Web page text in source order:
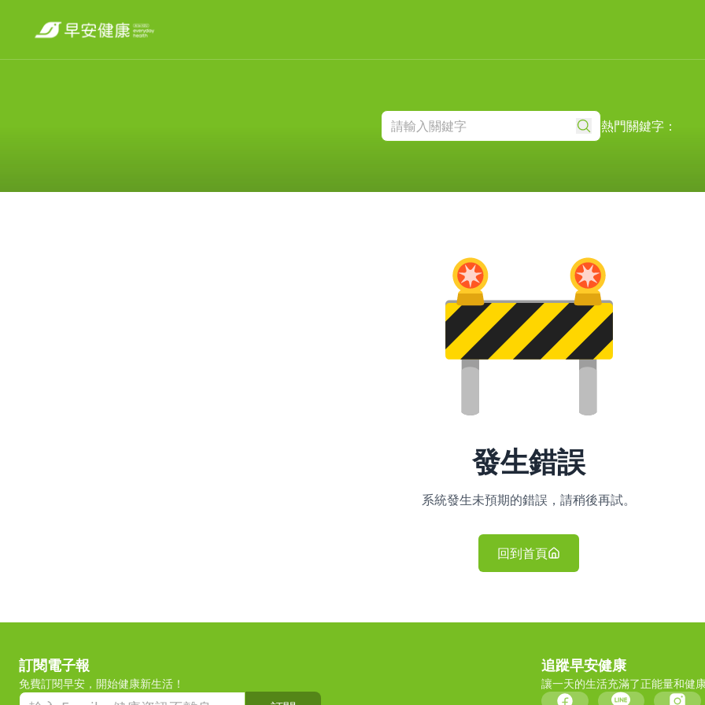
熱門關鍵字：
發生錯誤
系統發生未預期的錯誤，請稍後再試。
回到首頁
訂閱電子報
免費訂閱早安，開始健康新生活！
追蹤早安健康
讓一天的生活充滿了正能量和健